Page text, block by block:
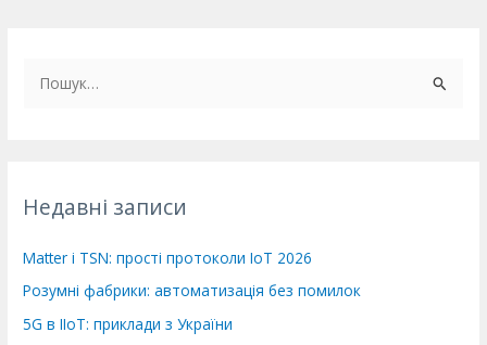
иНедавні записи
Matter і TSN: прості протоколи IoT 2026
Розумні фабрики: автоматизація без помилок
5G в IIoT: приклади з України